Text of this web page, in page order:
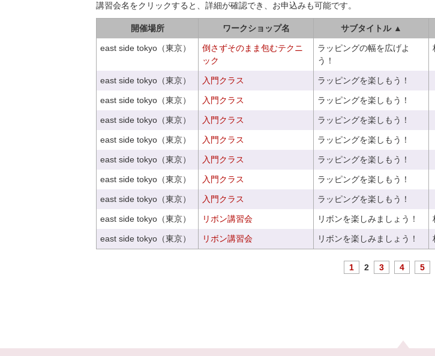
講習会名をクリックすると、詳細が確認でき、お申込みも可能です。
開催場所 ワークショップ名 サブタイトル ▲
east side tokyo（東京）
倒さずそのまま包むテクニ
ック
ラッピングの幅を広げよ
う！
east side tokyo（東京） 入門クラス ラッピングを楽しもう！
east side tokyo（東京） 入門クラス ラッピングを楽しもう！
east side tokyo（東京） 入門クラス ラッピングを楽しもう！
east side tokyo（東京） 入門クラス ラッピングを楽しもう！
east side tokyo（東京） 入門クラス ラッピングを楽しもう！
east side tokyo（東京） 入門クラス ラッピングを楽しもう！
east side tokyo（東京） 入門クラス ラッピングを楽しもう！
east side tokyo（東京） リボン講習会 リボンを楽しみましょう！
east side tokyo（東京） リボン講習会 リボンを楽しみましょう！
1 2 3 4 5